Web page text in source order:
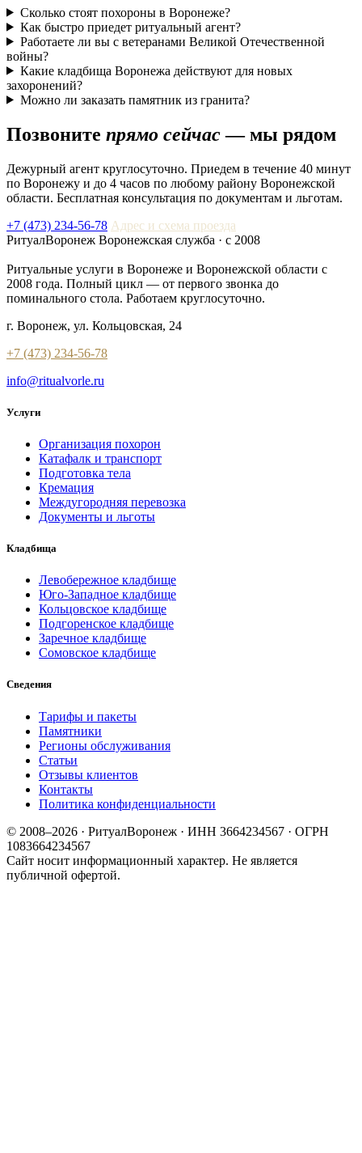
Сколько стоят похороны в Воронеже?
Как быстро приедет ритуальный агент?
Работаете ли вы с ветеранами Великой Отечественной
войны?
Какие кладбища Воронежа действуют для новых
захоронений?
Можно ли заказать памятник из гранита?
Позвоните прямо сейчас— мы рядом
Дежурный агент круглосуточно. Приедем в течение 40 минут
по Воронежу и до 4 часов по любому району Воронежской
области. Бесплатная консультация по документам и льготам.
+7 (473) 234-56-78 Адрес и схема проезда
РитуалВоронеж Воронежская служба · с 2008
Ритуальные услуги в Воронеже и Воронежской области с
2008 года. Полный цикл — от первого звонка до
поминального стола. Работаем круглосуточно.
г. Воронеж, ул. Кольцовская, 24
+7 (473) 234-56-78
info@ritualvorle.ru
Услуги
Организация похорон
Катафалк и транспорт
Подготовка тела
Кремация
Междугородняя перевозка
Документы и льготы
Кладбища
Левобережное кладбище
Юго-Западное кладбище
Кольцовское кладбище
Подгоренское кладбище
Заречное кладбище
Сомовское кладбище
Сведения
Тарифы и пакеты
Памятники
Регионы обслуживания
Статьи
Отзывы клиентов
Контакты
Политика конфиденциальности
© 2008–2026 · РитуалВоронеж · ИНН 3664234567 · ОГРН
1083664234567
Сайт носит информационный характер. Не является
публичной офертой.